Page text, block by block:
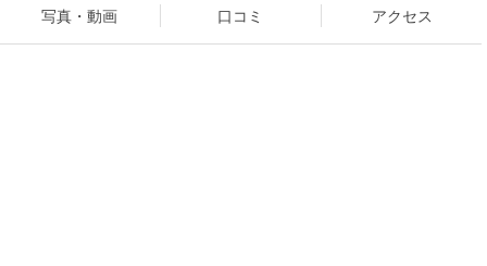
写真・動画 口コミ アクセス